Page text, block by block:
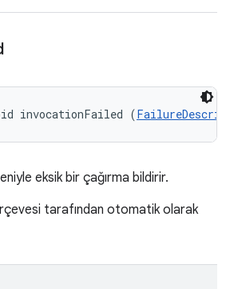
invocationFailed (
eksik bir çağırma bildirir.
tarafından otomatik olarak